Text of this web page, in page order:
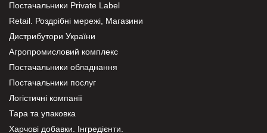
Постачальники Private Label
Retail. Роздрібні мережі, Магазини
Дистрибутори України
Агропромисловий комплекс
Постачальники обладнання
Постачальники послуг
Логістичні компанії
Тара та упаковка
Харчові добавки. Інгредієнти.